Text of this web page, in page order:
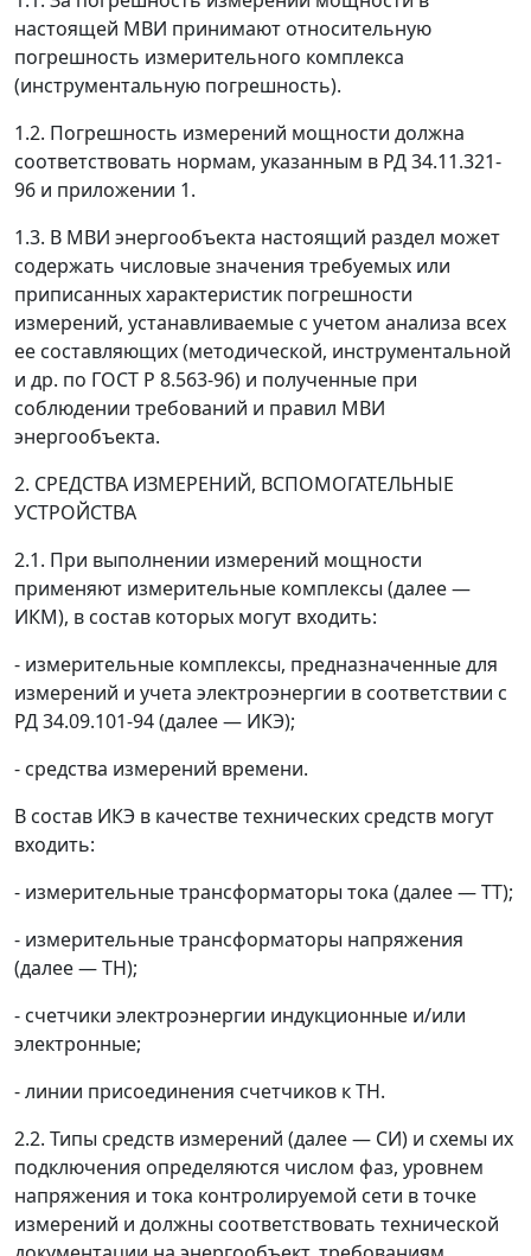
настоящей МВИ принимают относительную
погрешность измерительного комплекса
(инструментальную погрешность).
1.2. Погрешность измерений мощности должна
соответствовать нормам, указанным в РД 34.11.321-
96 и приложении 1.
1.3. В МВИ энергообъекта настоящий раздел может
содержать числовые значения требуемых или
приписанных характеристик погрешности
измерений, устанавливаемые с учетом анализа всех
ее составляющих (методической, инструментальной
и др. по ГОСТ Р 8.563-96) и полученные при
соблюдении требований и правил МВИ
энергообъекта.
2. СРЕДСТВА ИЗМЕРЕНИЙ, ВСПОМОГАТЕЛЬНЫЕ
УСТРОЙСТВА
2.1. При выполнении измерений мощности
применяют измерительные комплексы (далее—
ИКМ), в состав которых могут входить:
- измерительные комплексы, предназначенные для
измерений и учета электроэнергии в соответствии с
РД 34.09.101-94 (далее— ИКЭ);
- средства измерений времени.
В состав ИКЭ в качестве технических средств могут
входить:
- измерительные трансформаторы тока (далее—ТТ);
- измерительные трансформаторы напряжения
(далее—ТН);
- счетчики электроэнергии индукционные и/или
электронные;
- линии присоединения счетчиков к ТН.
2.2. Типы средств измерений (далее— СИ) и схемы их
подключения определяются числом фаз, уровнем
напряжения и тока контролируемой сети в точке
измерений и должны соответствовать технической